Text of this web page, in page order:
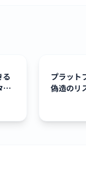
る
ル
プラット
偽造のリ